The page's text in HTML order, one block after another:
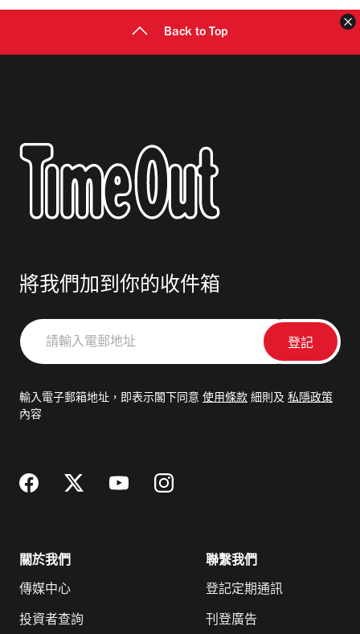
Back to Top
將我們加到你的收件箱
請
輸
郵
輸入電子郵箱地址，即表示閣下同意 使用條款 細則及 私隱政策
內容
關於我們
傳媒中心
投資者查詢
聯繫我們
登記定期通訊
刊登廣告